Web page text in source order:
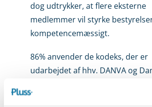
dog udtrykker, at flere eksterne
medlemmer vil styrke
kompetencemæssigt.
86% anvender de kodeks, der er
udarbejdet af hhv. DANVA og